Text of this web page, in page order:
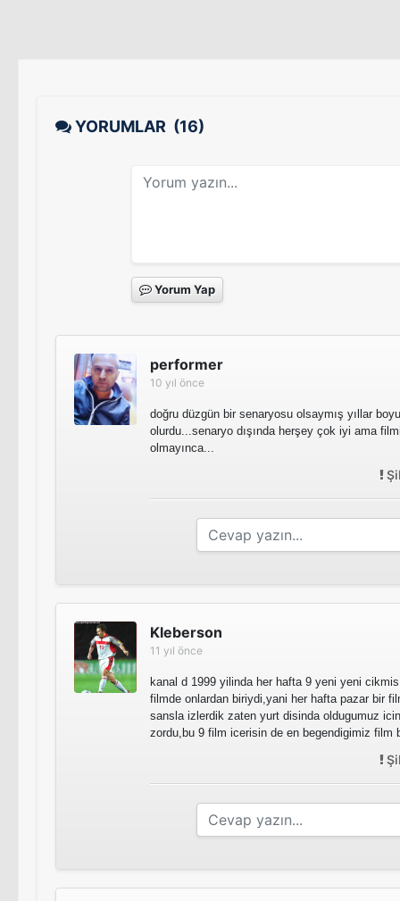
YORUMLAR (16)
Yorum Yap
performer
10 yıl önce
doğru düzgün bir senaryosu olsaymış yıllar
olurdu...senaryo dışında herşey çok iyi ama
olmayınca...
Kleberson
11 yıl önce
kanal d 1999 yilinda her hafta 9 yeni yeni
filmde onlardan biriydi,yani her hafta pazar bir
sansla izlerdik zaten yurt disinda oldugumuz
zordu,bu 9 film icerisin de en begendigimiz film